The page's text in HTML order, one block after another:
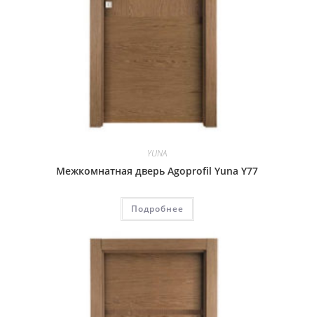
YUNA
Межкомнатная дверь Agoprofil Yuna Y77
Подробнее